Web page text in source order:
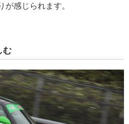
感じられます。
む